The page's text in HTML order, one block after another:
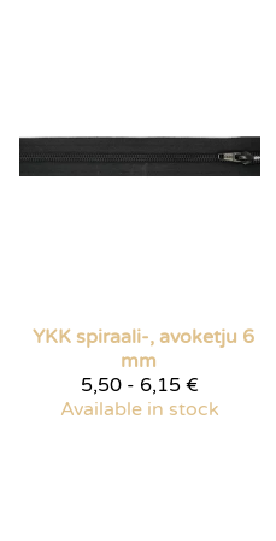
YKK spiraali-, avoketju 6
mm
5,50 - 6,15 €
Available in stock